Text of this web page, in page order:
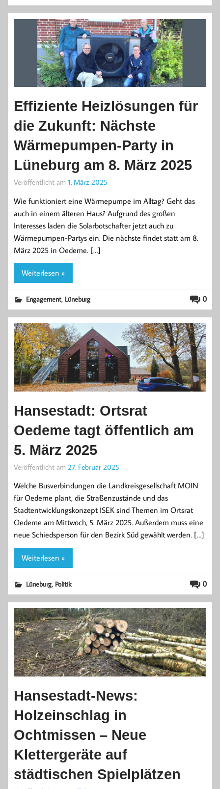
Effiziente Heizlösungen für
die Zukunft: Nächste
Wärmepumpen-Party in
Lüneburg am 8. März 2025
Veröffentlicht am 1. März 2025
Wie funktioniert eine Wärmepumpe im Alltag? Geht das
auch in einem älteren Haus? Aufgrund des großen
Interesses laden die Solarbotschafter jetzt auch zu
Wärmepumpen-Partys ein. Die nächste findet statt am 8.
März 2025 in Oedeme. […]
Weiterlesen »
0
Engagement, Lüneburg
Hansestadt: Ortsrat
Oedeme tagt öffentlich am
5. März 2025
Veröffentlicht am 27. Februar 2025
Welche Busverbindungen die Landkreisgesellschaft MOIN
für Oedeme plant, die Straßenzustände und das
Stadtentwicklungskonzept ISEK sind Themen im Ortsrat
Oedeme am Mittwoch, 5. März 2025. Außerdem muss eine
neue Schiedsperson für den Bezirk Süd gewählt werden. […]
Weiterlesen »
0
Lüneburg, Politik
Hansestadt-News:
Holzeinschlag in
Ochtmissen – Neue
Klettergeräte auf
städtischen Spielplätzen